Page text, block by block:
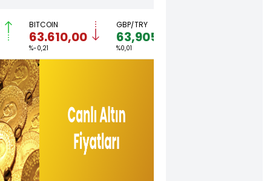
BITCOIN
63.610,00
%-0,21
GBP/TRY
63,9053
%0,01